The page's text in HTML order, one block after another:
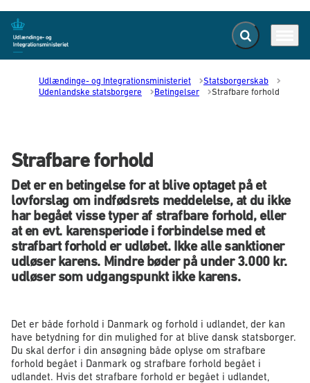
Gå til forsiden Fold søgefelt ud
Udlændinge- og Integrationsministeriet
Statsborgerskab
Udenlandske statsborgere
Betingelser Strafbare forhold
Strafbare forhold
Det er en betingelse for at blive optaget på et
lovforslag om indfødsrets meddelelse, at du ikke
har begået visse typer af strafbare forhold, eller
at en evt. karensperiode i forbindelse med et
strafbart forhold er udløbet. Ikke alle sanktioner
udløser karens. Mindre bøder på under 3.000 kr.
udløser som udgangspunkt ikke karens.
Det er både forhold i Danmark og forhold i udlandet, der kan
have betydning for din mulighed for at blive dansk statsborger.
Du skal derfor i din ansøgning både oplyse om strafbare
forhold begået i Danmark og strafbare forhold begået i
udlandet. Hvis det strafbare forhold er begået i udlandet,